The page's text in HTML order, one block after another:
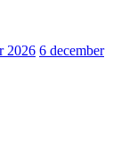
2026 6 december